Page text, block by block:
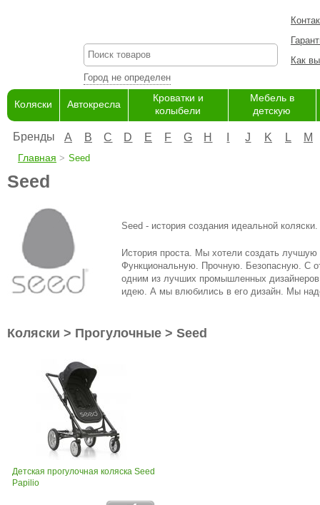
Город не определен
Как
Коляски Автокресла
Кроватки и
колыбели
Мебель в
детскую
Бренды A B C D E F G H J K L M
Главная Seed
Seed
Seed - история создания идеальной коляски.
История проста. Мы хотели создать
Функциональную. Прочную. Безопасную. С
одним из лучших промышленных
идею. А мы влюбились в его дизайн. Мы
Коляски > Прогулочные > Seed
Детская прогулочная коляска Seed
Papilio